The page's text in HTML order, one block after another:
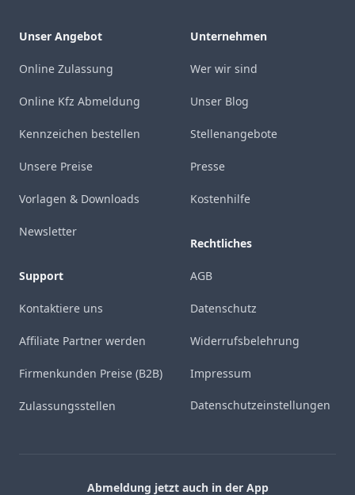
Unser Angebot
Online Zulassung
Online Kfz Abmeldung
Kennzeichen bestellen
Unsere Preise
Vorlagen & Downloads
Newsletter
Support
Kontaktiere uns
Affiliate Partner werden
Firmenkunden Preise (B2B)
Zulassungsstellen
Unternehmen
Wer wir sind
Unser Blog
Stellenangebote
Presse
Kostenhilfe
Rechtliches
AGB
Datenschutz
Widerrufsbelehrung
Impressum
Datenschutzeinstellungen
Abmeldung jetzt auch in der App